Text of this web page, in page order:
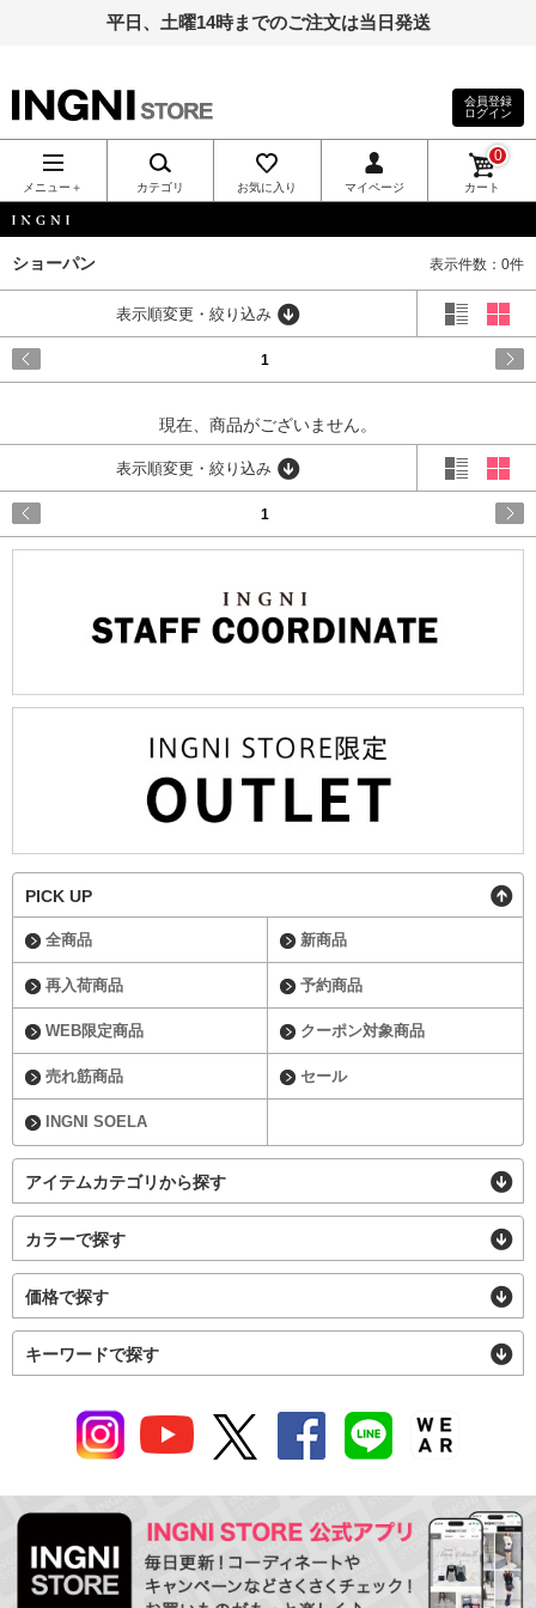
平日、土曜14時までのご注文は当日発送
INGNI（イン
グ）公式通
販｜INGNI
STORE
会員登録
ログイン
メニュー＋ カテゴリ お気に入り マイページ カート
0
ショーパン 表示件数：0件
表示順変更・絞り込み
1
現在、商品がございません。
表示順変更・絞り込み
1
PICK UP
全商品 新商品
再入荷商品 予約商品
WEB限定商品 クーポン対象商品
売れ筋商品 セール
INGNI SOELA
アイテムカテゴリから探す
カラーで探す
価格で探す
キーワードで探す